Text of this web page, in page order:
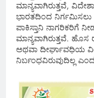
ಮಾನ್ಯವಾಗಿರುತ್ತವೆ,
ಭಾರತದಿಂದ ನಿರ್ಗಮಿಸಲು
ಪಾಕಿಸ್ತಾನಿ ನಾಗರಿಕರಿಗೆ
ಮಾನ್ಯವಾಗಿರುತ್ತವೆ. ಹೊಸ
ಅಥವಾ ದೀರ್ಘಾವಧಿಯ
ನಿರ್ಬಂಧವಿರುವುದಿಲ್ಲ